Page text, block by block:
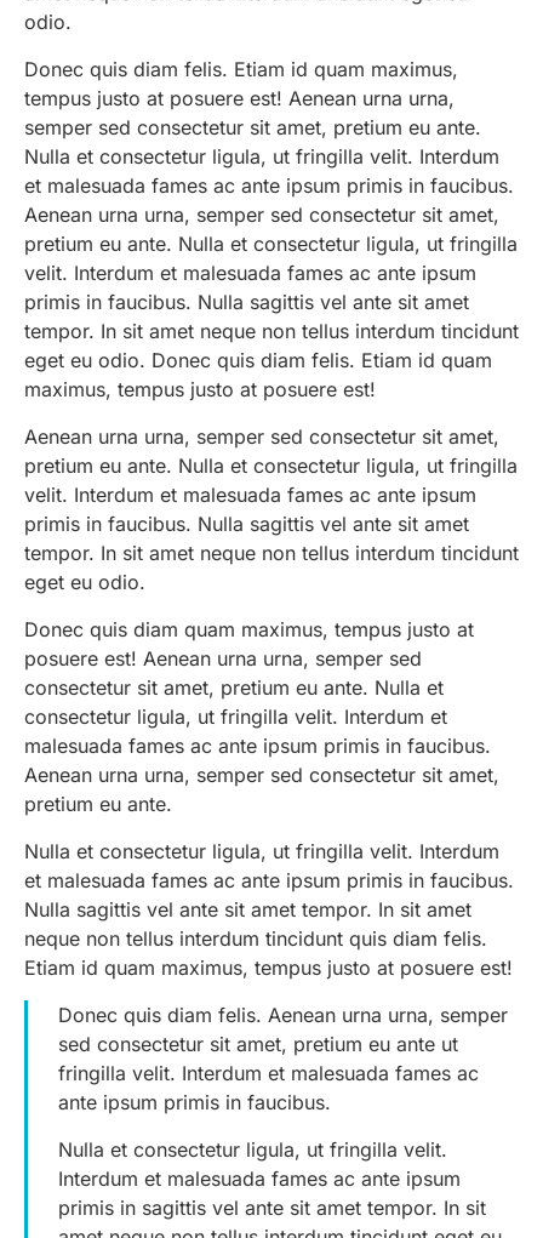
odio.
Donec quis diam felis. Etiam id quam maximus,
tempus justo at posuere est! Aenean urna urna,
semper sed consectetur sit amet, pretium eu ante.
Nulla et consectetur ligula, ut fringilla velit. Interdum
et malesuada fames ac ante ipsum primis in faucibus.
Aenean urna urna, semper sed consectetur sit amet,
pretium eu ante. Nulla et consectetur ligula, ut fringilla
velit. Interdum et malesuada fames ac ante ipsum
primis in faucibus. Nulla sagittis vel ante sit amet
tempor. In sit amet neque non tellus interdum tincidunt
eget eu odio. Donec quis diam felis. Etiam id quam
maximus, tempus justo at posuere est!
Aenean urna urna, semper sed consectetur sit amet,
pretium eu ante. Nulla et consectetur ligula, ut fringilla
velit. Interdum et malesuada fames ac ante ipsum
primis in faucibus. Nulla sagittis vel ante sit amet
tempor. In sit amet neque non tellus interdum tincidunt
eget eu odio.
Donec quis diam quam maximus, tempus justo at
posuere est! Aenean urna urna, semper sed
consectetur sit amet, pretium eu ante. Nulla et
consectetur ligula, ut fringilla velit. Interdum et
malesuada fames ac ante ipsum primis in faucibus.
Aenean urna urna, semper sed consectetur sit amet,
pretium eu ante.
Nulla et consectetur ligula, ut fringilla velit. Interdum
et malesuada fames ac ante ipsum primis in faucibus.
Nulla sagittis vel ante sit amet tempor. In sit amet
neque non tellus interdum tincidunt quis diam felis.
Etiam id quam maximus, tempus justo at posuere est!
Donec quis diam felis. Aenean urna urna, semper
sed consectetur sit amet, pretium eu ante ut
fringilla velit. Interdum et malesuada fames ac
ante ipsum primis in faucibus.
Nulla et consectetur ligula, ut fringilla velit.
Interdum et malesuada fames ac ante ipsum
primis in sagittis vel ante sit amet tempor. In sit